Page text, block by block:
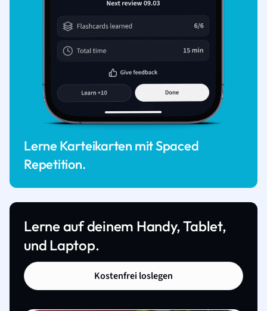
Lerne Karteikarten mit Spaced
Repetition.
Lerne auf deinem Handy, Tablet,
und Laptop.
Kostenfrei loslegen